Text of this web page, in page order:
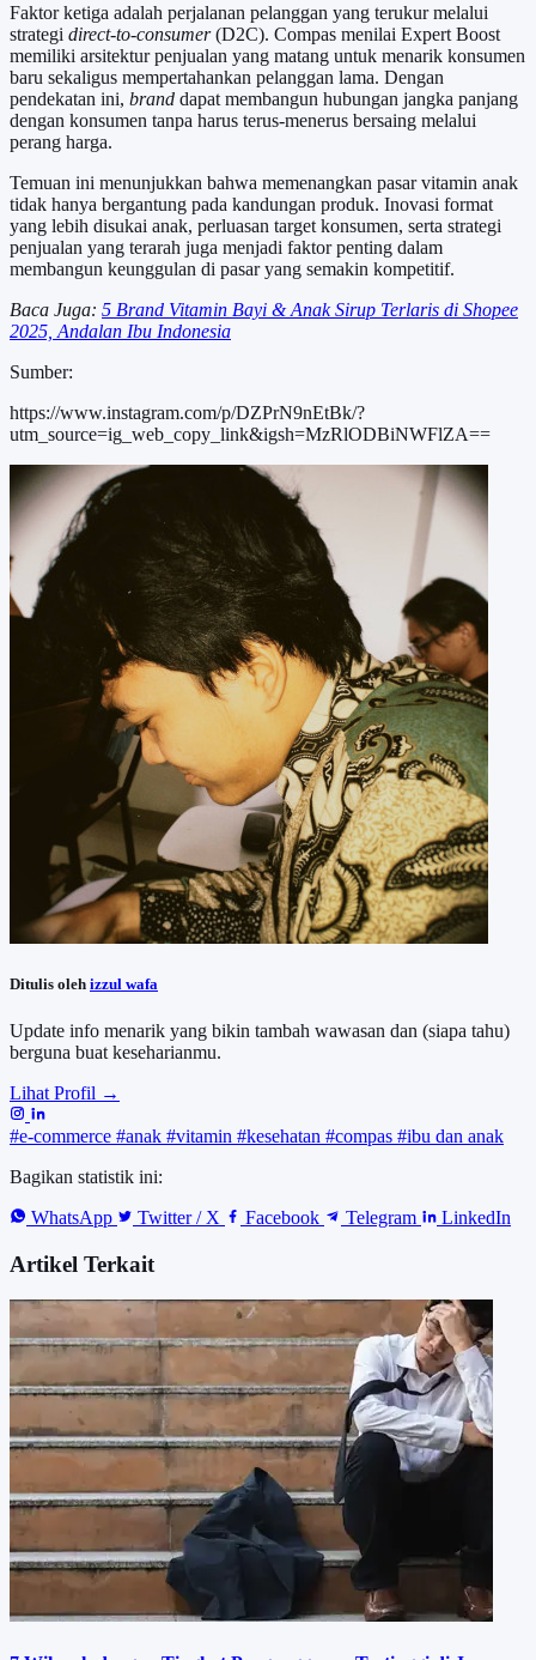
Faktor ketiga adalah perjalanan pelanggan yang terukur melalui
strategi direct-to-consumer(D2C). Compas menilai Expert Boost
memiliki arsitektur penjualan yang matang untuk menarik konsumen
baru sekaligus mempertahankan pelanggan lama. Dengan
pendekatan ini, brand dapat membangun hubungan jangka panjang
dengan konsumen tanpa harus terus-menerus bersaing melalui
perang harga.
Temuan ini menunjukkan bahwa memenangkan pasar vitamin anak
tidak hanya bergantung pada kandungan produk. Inovasi format
yang lebih disukai anak, perluasan target konsumen, serta strategi
penjualan yang terarah juga menjadi faktor penting dalam
membangun keunggulan di pasar yang semakin kompetitif.
Baca Juga: 5 Brand Vitamin Bayi & Anak Sirup Terlaris di Shopee
2025, Andalan Ibu Indonesia
Sumber:
https://www.instagram.com/p/DZPrN9nEtBk/?
utm_source=ig_web_copy_link&igsh=MzRlODBiNWFlZA==
Ditulis oleh izzul wafa
Update info menarik yang bikin tambah wawasan dan (siapa tahu)
berguna buat keseharianmu.
Lihat Profil →
#e-commerce #anak #vitamin #kesehatan #compas #ibu dan anak
Bagikan statistik ini:
WhatsApp
Twitter / X Facebook Telegram LinkedIn
Artikel Terkait